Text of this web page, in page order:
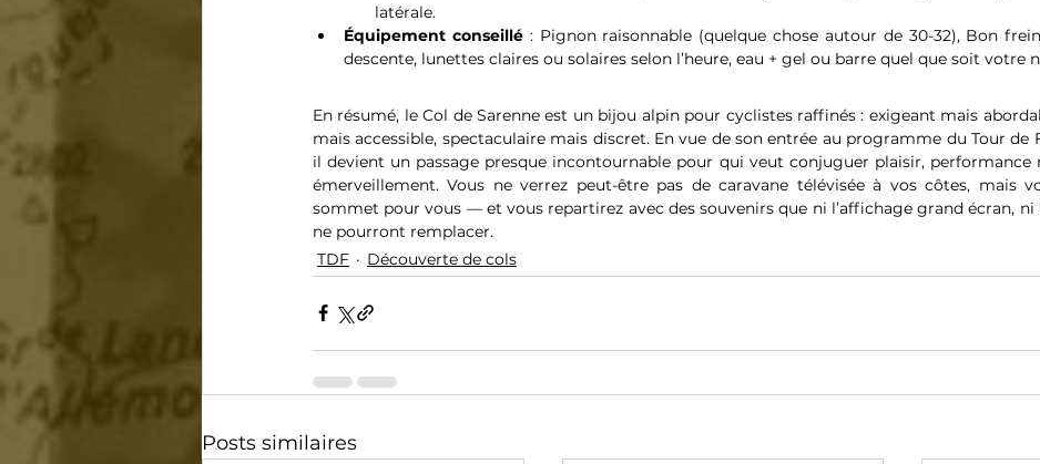
latérale.
Équipement conseillé : Pignon raisonnable (quelque chose autour de 30-32), Bon
descente, lunettes claires ou solaires selon l’heure, eau + gel ou barre quel que soit votre
En résumé, le Col de Sarenne est un bijou alpin pour cyclistes raffinés : exigeant mais
mais accessible, spectaculaire mais discret. En vue de son entrée au programme du Tour de
il devient un passage presque incontournable pour qui veut conjuguer plaisir, performance
émerveillement. Vous ne verrez peut-être pas de caravane télévisée à vos côtes, mais
sommet pour vous — et vous repartirez avec des souvenirs que ni l’affichage grand écran, ni
ne pourront remplacer.
TDF
Découverte de cols
Posts similaires